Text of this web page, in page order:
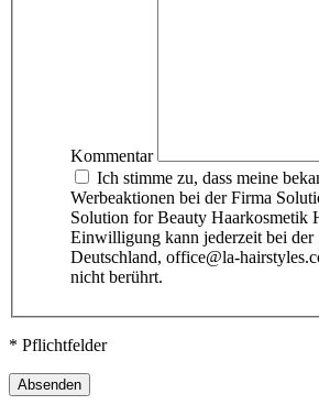
Kommentar
Ich stimme zu, dass meine
Werbeaktionen bei der Firma Solution for
Solution for Beauty Haarkosmetik
Einwilligung kann jederzeit bei
Deutschland, office@la-hairstyles.com widerrufen werden. Durch den Widerruf
nicht berührt.
* Pflichtfelder
Absenden